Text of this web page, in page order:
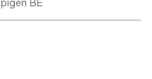
BE